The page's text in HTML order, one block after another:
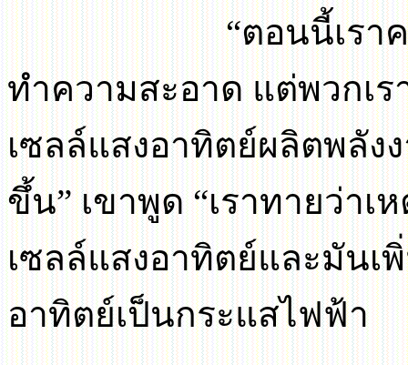
“ตอนนี้เรา
ทำความสะอาด แต่พวกเ
เซลล์แสงอาทิตย์ผลิตพลัง
ขึ้น”เขาพูด“เราทายว่าเ
เซลล์แสงอาทิตย์และมันเ
อาทิตย์เป็นกระแสไฟฟ้า